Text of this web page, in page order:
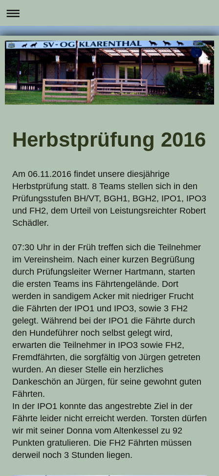
Herbstprüfung 2016
Am 06.11.2016 findet unsere diesjährige
Herbstprüfung statt. 8 Teams stellen sich in den
Prüfungsstufen BH/VT, BGH1, BGH2, IPO1, IPO3
und FH2, dem Urteil von Leistungsreichter Robert
Schädler.
07:30 Uhr in der Früh treffen sich die Teilnehmer
im Vereinsheim. Nach einer kurzen Begrüßung
durch Prüfungsleiter Werner Hartmann, starten
die ersten Teams ins Fährtengelände. Dort
werden in sandigem Acker mit niedriger Frucht
die Fährten der IPO1 und IPO3, sowie 3 FH2
gelegt. Während bei der IPO1 die Fährte durch
den Hundeführer noch selbst gelegt wird,
erwarten die Teilnehmer in IPO3 sowie FH2,
Fremdfährten, die sorgfältig von Jürgen getreten
wurden. An dieser Stelle ein herzliches
Dankeschön an Jürgen, für seine gewohnt guten
Fährten.
In der IPO1 konnte das angestrebte Ziel in der
Fährte leider nicht erreicht werden. Torsten dürfen
wir mit seiner Donna vom Altenkessel zu 92
Punkten gratulieren. Die FH2 Fährten müssen
derweil noch 3 Stunden liegen.